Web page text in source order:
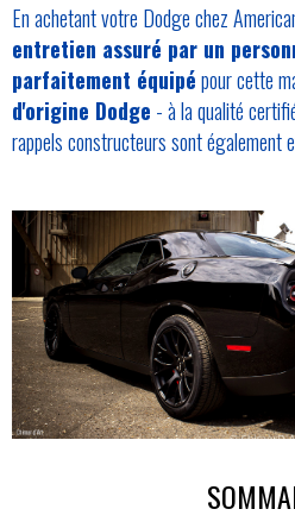
En achetant votre Dodge chez
entretien assuré par un
parfaitement équipépour cette
d'origine Dodge - à la qualité
rappels constructeurs sont également